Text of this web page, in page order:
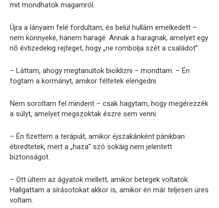
mit mondhatok magamról.
Újra a lányaim felé fordultam, és belül hullám emelkedett –
nem könnyeké, hanem haragé. Annak a haragnak, amelyet egy
nő évtizedekig rejteget, hogy „ne rombolja szét a családot”.
– Láttam, ahogy megtanultok biciklizni – mondtam. – Én
fogtam a kormányt, amikor féltetek elengedni.
Nem soroltam fel mindent – csak hagytam, hogy megérezzék
a súlyt, amelyet megszoktak észre sem venni.
– Én fizettem a terápiát, amikor éjszakánként pánikban
ébredtetek, mert a „haza” szó sokáig nem jelentett
biztonságot.
– Ott ültem az ágyatok mellett, amikor betegek voltatok.
Hallgattam a sírásotokat akkor is, amikor én már teljesen üres
voltam.